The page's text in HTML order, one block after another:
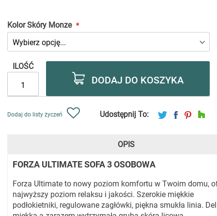
Kolor Skóry Monze
ILOŚĆ
DODAJ DO KOSZYKA
Dodaj do listy życzeń Udostępnij To:
OPIS
FORZA ULTIMATE SOFA 3 OSOBOWA
Forza Ultimate to nowy poziom komfortu w Twoim domu,
najwyższy poziom relaksu i jakości. Szerokie miękkie
podłokietniki, regulowane zagłówki, piękna smukła linia.